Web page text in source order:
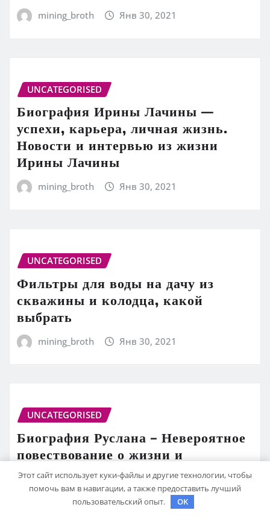
mining_broth Янв 30, 2021
UNCATEGORISED
Биография Ирины Лачины —
успехи, карьера, личная жизнь.
Новости и интервью из жизни
Ирины Лачины
mining_broth Янв 30, 2021
UNCATEGORISED
Фильтры для воды на дачу из
скважины и колодца, какой
выбрать
mining_broth Янв 30, 2021
UNCATEGORISED
Биография Руслана – Невероятное
повествование о жизни и
достижениях СМН биатлониста
Руслана
Янв 30, 2021
Этот сайт использует куки-файлы и другие технологии, чтобы
помочь вам в навигации, а также предоставить лучший
пользовательский опыт.
OK